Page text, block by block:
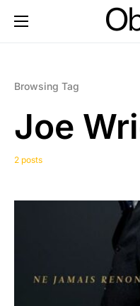
Browsing Tag
Joe
2 posts